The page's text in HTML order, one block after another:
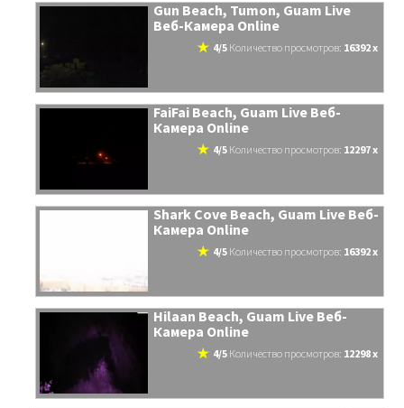
Gun Beach, Tumon, Guam Live
Веб-Камера Online
4/5 количество просмотров: 16392 x
FaiFai Beach, Guam Live Веб-
Камера Online
4/5 количество просмотров: 12297 x
Shark Cove Beach, Guam Live Веб-
Камера Online
4/5 количество просмотров: 16392 x
Hilaan Beach, Guam Live Веб-
Камера Online
4/5 количество просмотров: 12298 x